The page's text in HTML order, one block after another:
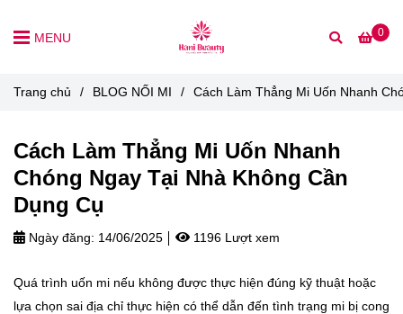
0
MENU
Trang chủ / BLOG NỐI MI / Cách Làm Thẳng Mi Uốn Nhanh
Cách Làm Thẳng Mi Uốn Nhanh
Chóng Ngay Tại Nhà Không Cần
Dụng Cụ
Ngày đăng: 14/06/2025 1196 Lượt xem
Quá trình uốn mi nếu không được thực hiện đúng kỹ thuật hoặc
lựa chọn sai địa chỉ thực hiện có thể dẫn đến tình trạng mi bị cong